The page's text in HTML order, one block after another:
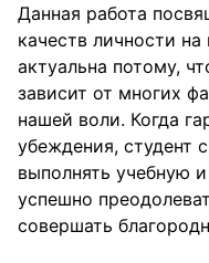
Данная работа
качеств личности
актуальна потому,
зависит от многих
нашей воли. Когда
убеждения, студент
выполнять учебную
успешно
совершать